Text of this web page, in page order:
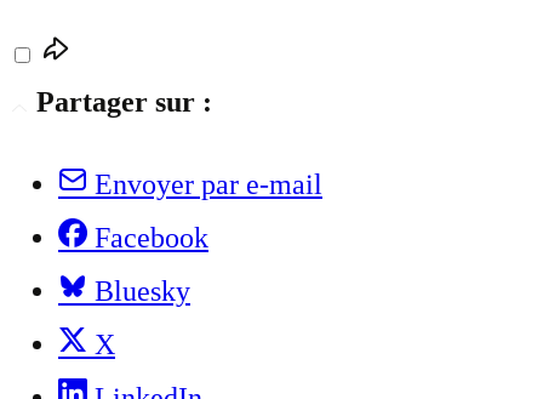
Partager sur :
Envoyer par e-mail
Facebook
Bluesky
X